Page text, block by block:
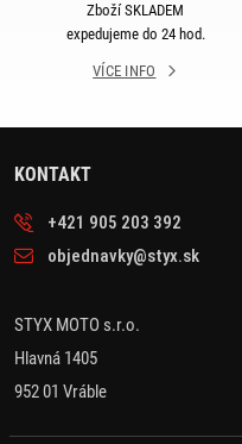
Zboží SKLADEM
expedujeme do 24 hod.
VÍCE INFO
KONTAKT
+421 905 203 392
objednavky@styx.sk
STYX MOTO s.r.o.
Hlavná 1405
952 01 Vráble